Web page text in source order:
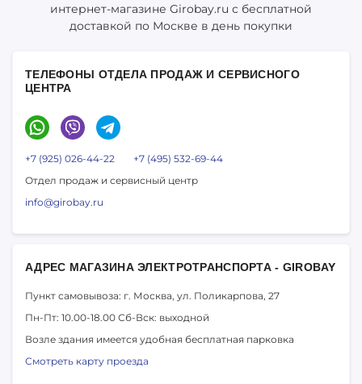
интернет-магазине Girobay.ru с бесплатной
доставкой по Москве в день покупки
ТЕЛЕФОНЫ ОТДЕЛА ПРОДАЖ И СЕРВИСНОГО
ЦЕНТРА
+7 (925) 026-44-22
+7 (495) 532-69-44
Отдел продаж и сервисный центр
info@girobay.ru
АДРЕС МАГАЗИНА ЭЛЕКТРОТРАНСПОРТА - GIROBAY
Пункт самовывоза: г. Москва, ул. Поликарпова, 27
Пн-Пт: 10.00-18.00 Сб-Вск: выходной
Возле здания имеется удобная бесплатная парковка
Смотреть карту проезда